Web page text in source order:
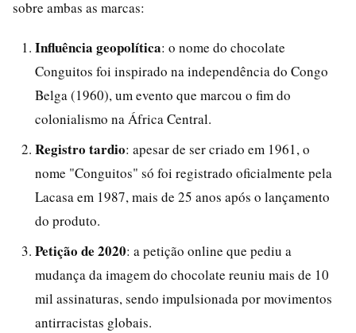
sobre ambas as marcas:
Influência geopolítica: o nome do chocolate
Conguitos foi inspirado na independência do Congo
Belga (1960), um evento que marcou o fim do
colonialismo na África Central.
Registro tardio: apesar de ser criado em 1961, o
nome "Conguitos" só foi registrado oficialmente pela
Lacasa em 1987, mais de 25 anos após o lançamento
do produto.
Petição de 2020: a petição online que pediu a
mudança da imagem do chocolate reuniu mais de 10
mil assinaturas, sendo impulsionada por movimentos
antirracistas globais.